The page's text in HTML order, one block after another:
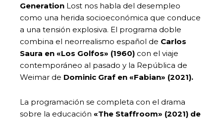
Generation Lost nos habla del desempleo
como una herida socioeconómica que conduce
a una tensión explosiva. El programa doble
combina el neorrealismo español de Carlos
Saura en «Los Golfos» (1960) con el viaje
contemporáneo al pasado y la República de
Weimar de Dominic Graf en «Fabian» (2021).
La programación se completa con el drama
sobre la educación «The Staffroom» (2021) de